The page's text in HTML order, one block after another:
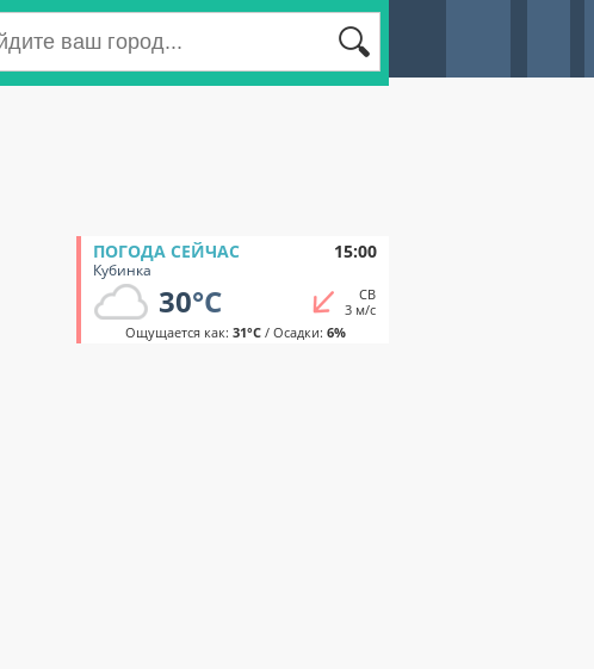
ПОГОДА СЕЙЧАС 15:00
Кубинка
30°C
СВ
3 м/с
Ощущается как: 31°C/ Осадки: 6%